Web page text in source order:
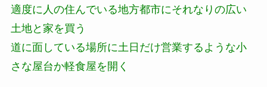
適度に人の住んでいる地方都市にそれなりの広い
土地と家を買う
道に面している場所に土日だけ営業するような小
さな屋台か軽食屋を開く